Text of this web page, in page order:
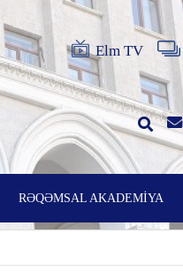
Elm TV
RƏQƏMSAL AKADEMİYA